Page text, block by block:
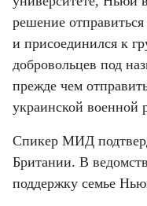
решение
и присоединился к
добровольцев под
прежде чем
украинской военной
Спикер МИД
Британии. В
поддержку семье